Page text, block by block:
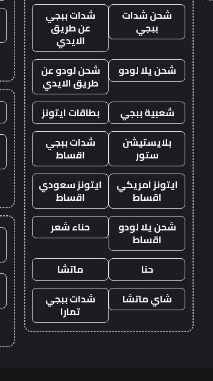
شحن شدات
ببجي
شدات ببجي
عن طريق
الايدي
شحن يلا لودو
شحن لودو عن
طريق الايدي
شعبية ببجي
بطاقات ايتونز
بلايستيشن
ستور
شدات ببجي
اقساط
ايتونز امريكي
اقساط
ايتونز سعودي
اقساط
شحن يلا لودو
اقساط
حناء شعر
حنا
ماتشا
شاي ماتشا
شدات ببجي
تمارا